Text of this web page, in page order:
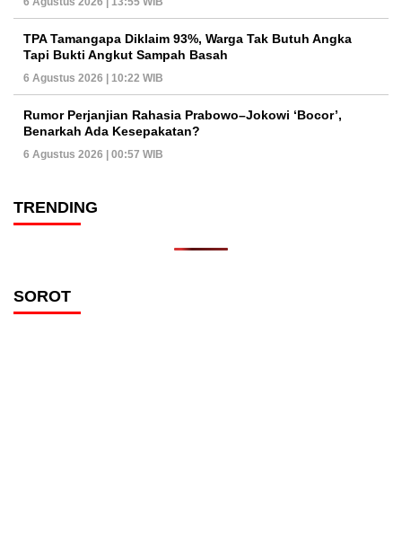
TPA Tamangapa Diklaim 93%, Warga Tak Butuh Angka
Tapi Bukti Angkut Sampah Basah
6 Agustus 2026 | 10:22 WIB
Rumor Perjanjian Rahasia Prabowo–Jokowi ‘Bocor’,
Benarkah Ada Kesepakatan?
6 Agustus 2026 | 00:57 WIB
TRENDING
SOROT